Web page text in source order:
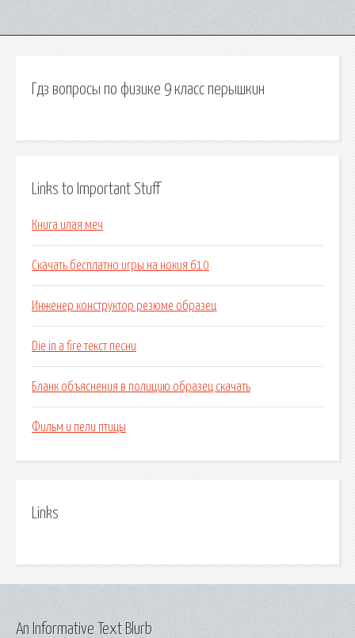
Гдз вопросы по физике 9 класс перышкин
Links to Important Stuff
Книга илая меч
Скачать бесплатно игры на нокия 610
Инженер конструктор резюме образец
Die in a fire текст песни
Бланк объяснения в полицию образец скачать
Фильм и пели птицы
Links
An Informative Text Blurb